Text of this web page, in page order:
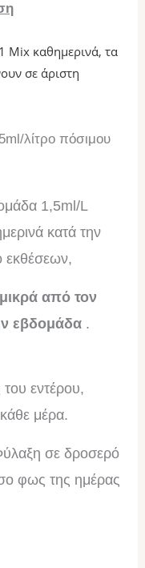
Mix καθημερινά,τα
σε άριστη
ml/λίτρο πόσιμου
1,5ml/L
κατά την
εκθέσεων,
μικρά από τον
εβδομάδα .
του εντέρου,
μέρα.
σε δροσερό
φως της ημέρας